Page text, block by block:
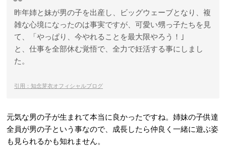
昨年姉と妹が男の子を出産し、ビッグウェーブとなり、複
雑な心境になったのは事実ですが、可愛い甥っ子たちを見
て、「やっぱり、今やれることを最大限やろう！｣
と、仕事を全部休む覚悟で、全力で妊活する事にしまし
た。
引用：知念芽衣オフィシャルブログ
元気な男の子が生まれて本当に良かったですね。姉妹の子供達
全員が男の子という事なので、成長したら仲良く一緒に遊ぶ姿
も見られるかも知れません。